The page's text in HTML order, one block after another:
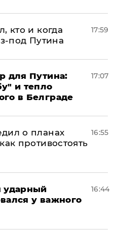
кто и когда
под Путина
17:59
для Путина:
и тепло
в Белграде
17:07
о планах
противостоять
16:55
ударный
у важного
16:44